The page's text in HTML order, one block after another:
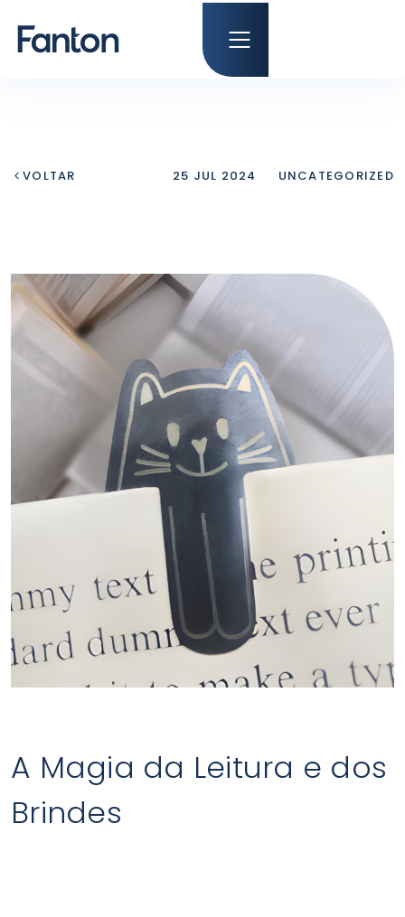
VOLTAR 25 JUL 2024 UNCATEGORIZED
A Magia da Leitura e dos
Brindes